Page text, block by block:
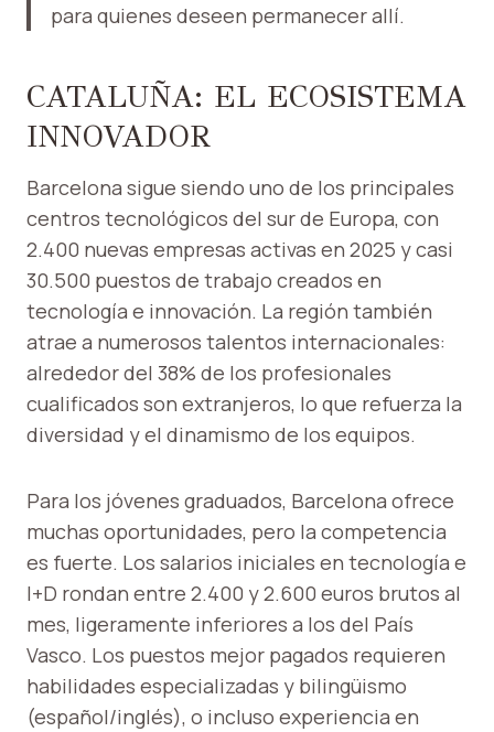
para quienes deseen permanecer allí.
CATALUÑA: EL ECOSISTEMA
INNOVADOR
Barcelona sigue siendo uno de los principales
centros tecnológicos del sur de Europa, con
2.400 nuevas empresas activas en 2025 y casi
30.500 puestos de trabajo creados en
tecnología e innovación. La región también
atrae a numerosos talentos internacionales:
alrededor del 38% de los profesionales
cualificados son extranjeros, lo que refuerza la
diversidad y el dinamismo de los equipos.
Para los jóvenes graduados, Barcelona ofrece
muchas oportunidades, pero la competencia
es fuerte. Los salarios iniciales en tecnología e
I+D rondan entre 2.400 y 2.600 euros brutos al
mes, ligeramente inferiores a los del País
Vasco. Los puestos mejor pagados requieren
habilidades especializadas y bilingüismo
(español/inglés), o incluso experiencia en